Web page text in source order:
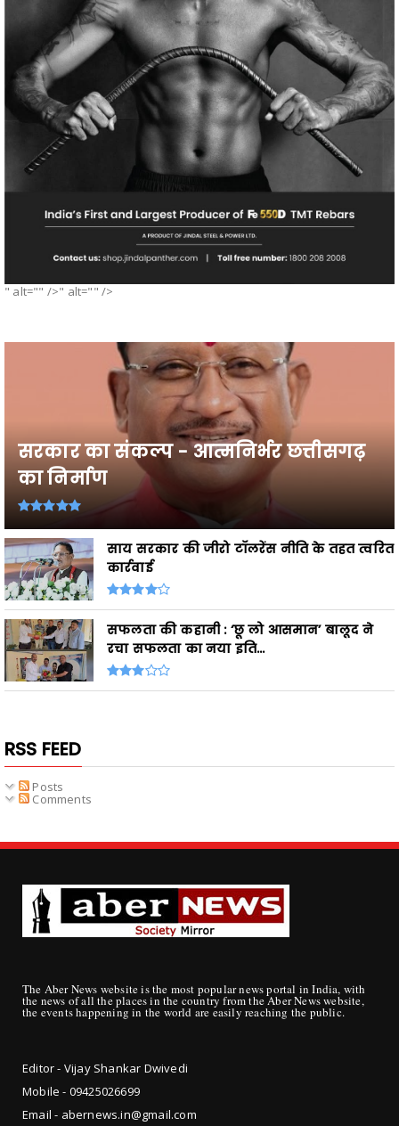
" alt="" />" alt="" />
सरकार का संकल्प - आत्मनिर्भर छत्तीसगढ़
का निर्माण
साय सरकार की जीरो टॉलरेंस नीति के तहत त्वरित
कार्रवाई
सफलता की कहानी : ‘छू लो आसमान’ बालूद ने
रचा सफलता का नया इति...
RSS FEED
Posts
Comments
The Aber News website is the most popular news portal in India, with
the news of all the places in the country from the Aber News website,
the events happening in the world are easily reaching the public.
Editor - Vijay Shankar Dwivedi
Mobile - 09425026699
Email - abernews.in@gmail.com